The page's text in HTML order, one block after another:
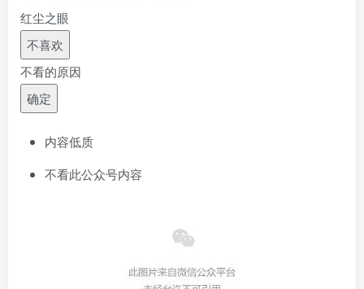
红尘之眼
不喜欢
不看的原因
确定
内容低质
不看此公众号内容